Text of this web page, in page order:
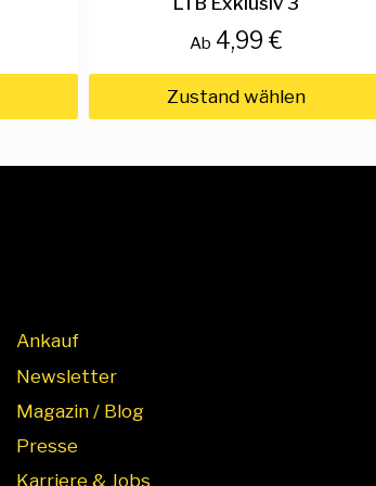
Ab 4,99 €
Zustand wählen
Ankauf
Newsletter
Magazin / Blog
Presse
Karriere & Jobs